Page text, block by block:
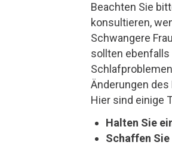
Beachten Sie
konsultieren,
Schwangere
sollten ebenfalls
Änderungen
Hier sind einige
Halten Sie
Schaffen